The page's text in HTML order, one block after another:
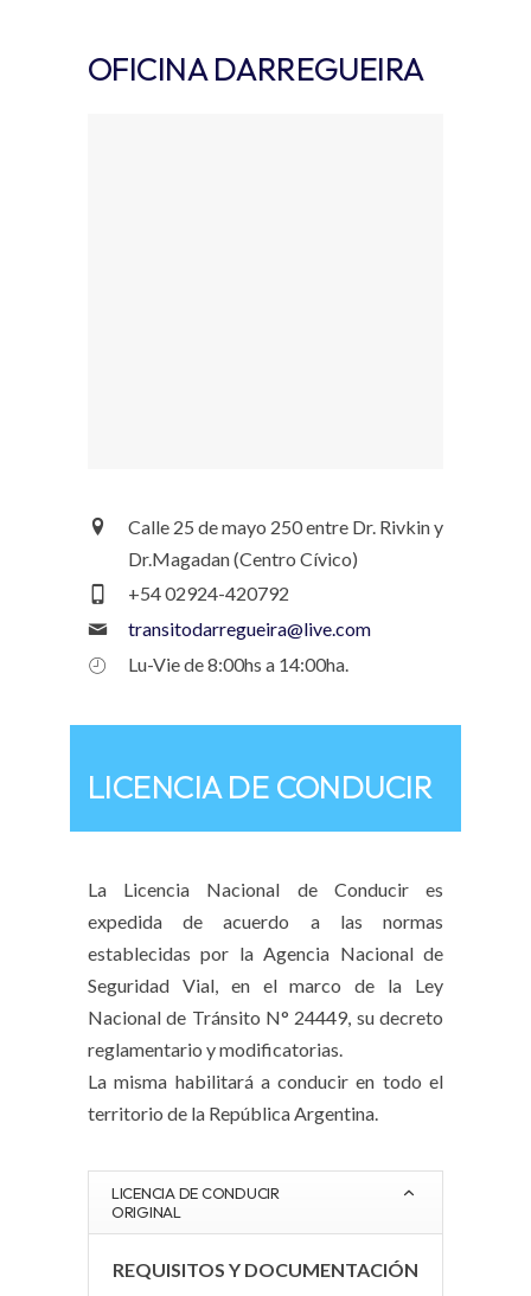
OFICINA DARREGUEIRA
Calle 25 de mayo 250 entre Dr. Rivkin y
Dr.Magadan (Centro Cívico)
+54 02924-420792
transitodarregueira@live.com
Lu-Vie de 8:00hs a 14:00ha.
LICENCIA DE CONDUCIR
La Licencia Nacional de Conducir es
expedida de acuerdo a las normas
establecidas por la Agencia Nacional de
Seguridad Vial, en el marco de la Ley
Nacional de Tránsito N° 24449, su decreto
reglamentario y modificatorias.
La misma habilitará a conducir en todo el
territorio de la República Argentina.
LICENCIA DE CONDUCIR
ORIGINAL
REQUISITOS Y DOCUMENTACIÓN